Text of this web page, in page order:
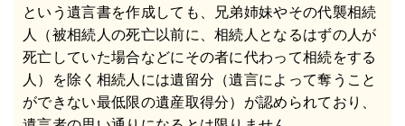
という遺言書を作成しても、兄弟姉妹やその代襲相続
人（被相続人の死亡以前に、相続人となるはずの人が
死亡していた場合などにその者に代わって相続をする
人）を除く相続人には遺留分（遺言によって奪うこと
ができない最低限の遺産取得分）が認められており、